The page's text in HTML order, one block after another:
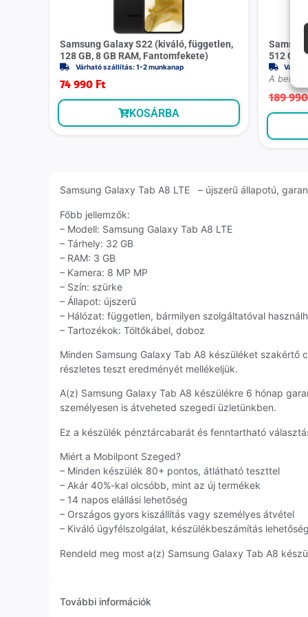
Samsung Galaxy S22 (kiváló, független,
128 GB, 8 GB RAM, Fantomfekete)
Várható szállítás: 1-2 munkanap
74 990 Ft
KOSÁRBA
512 GB,
A belső
189
Samsung Galaxy Tab A8 LTE – újszerű állapotú,
Főbb jellemzők:
– Modell: Samsung Galaxy Tab A8 LTE
– Tárhely: 32 GB
– RAM: 3 GB
– Kamera: 8 MP MP
– Szín: szürke
– Állapot: újszerű
– Hálózat: független, bármilyen szolgáltatóval
– Tartozékok: Töltőkábel, doboz
Minden Samsung Galaxy Tab A8 készüléket
részletes teszt eredményét mellékeljük.
A(z) Samsung Galaxy Tab A8 készülékre 6 hónap
személyesen is átveheted szegedi üzletünkben.
Ez a készülék pénztárcabarát és fenntartható
Miért a Mobilpont Szeged?
– Minden készülék 80+ pontos, átlátható teszttel
– Akár 40%-kal olcsóbb, mint az új termékek
– 14 napos elállási lehetőség
– Országos gyors kiszállítás vagy személyes átvétel
– Kiváló ügyfélszolgálat, készülékbeszámítás
Rendeld meg most a(z) Samsung Galaxy Tab A8
További információk